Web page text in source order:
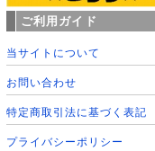
ご利用ガイド
当サイトについて
お問い合わせ
特定商取引法に基づく表記
プライバシーポリシー